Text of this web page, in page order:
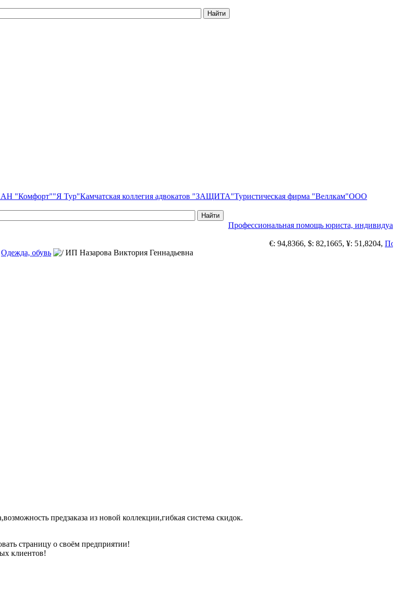
АН "Комфорт""Я Тур"Камчатская коллегия адвокатов "ЗАЩИТА"Туристическая фирма "Веллкам"ООО
Профессиональная помощь юриста,
€: 94,8366, $: 82,1665, ¥: 51,8204,
Одежда, обувь ИП Назарова Виктория Геннадьевна
предзаказа из новой коллекции,гибкая система скидок.
страницу о своём предприятии!
клиентов!